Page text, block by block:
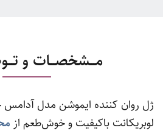
مـــشخصـــات و
ژل روان‌ کننده ایموشن مدل
لوبریکانت باکیفیت و خوش‌طعم از